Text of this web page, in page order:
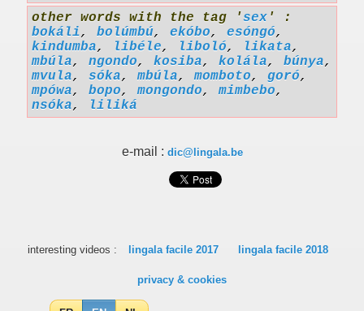
other words with the tag 'sex ' :
bokáli, bolúmbú, ekóbo, esóngó,
kindumba, libéle, liboló, likata,
mbúla, ngondo, kosiba, kolála, búnya,
mvula, sóka,mbúla,momboto, goró,
mpówa, bopo,mongondo,mimbebo,
nsóka, liliká
e-mail : dic@lingala.be
interesting videos : lingala facile 2017 lingala facile 2018
privacy & cookies